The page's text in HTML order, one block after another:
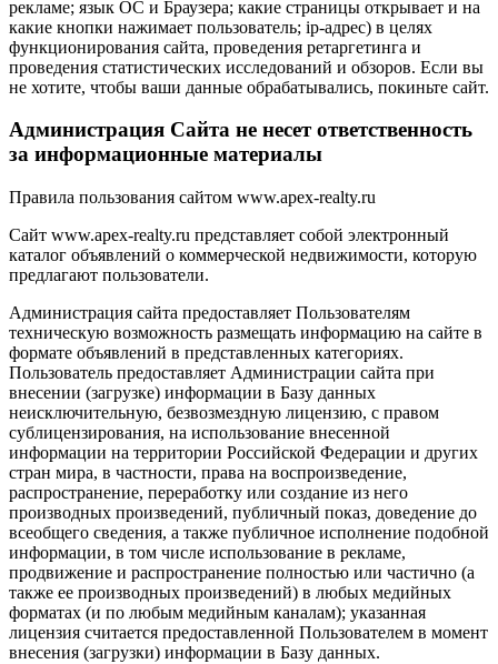
рекламе; язык ОС и Браузера; какие страницы открывает и на
какие кнопки нажимает пользователь; ip-адрес) в целях
функционирования сайта, проведения ретаргетинга и
проведения статистических исследований и обзоров. Если вы
не хотите, чтобы ваши данные обрабатывались, покиньте сайт.
Администрация Сайта не несет ответственность
за информационные материалы
Правила пользования сайтом www.apex-realty.ru
Сайт www.apex-realty.ru представляет собой электронный
каталог объявлений о коммерческой недвижимости, которую
предлагают пользователи.
Администрация сайта предоставляет Пользователям
техническую возможность размещать информацию на сайте в
формате объявлений в представленных категориях.
Пользователь предоставляет Администрации сайта при
внесении (загрузке) информации в Базу данных
неисключительную, безвозмездную лицензию, с правом
сублицензирования, на использование внесенной
информации на территории Российской Федерации и других
стран мира, в частности, права на воспроизведение,
распространение, переработку или создание из него
производных произведений, публичный показ, доведение до
всеобщего сведения, а также публичное исполнение подобной
информации, в том числе использование в рекламе,
продвижение и распространение полностью или частично (а
также ее производных произведений) в любых медийных
форматах (и по любым медийным каналам); указанная
лицензия считается предоставленной Пользователем в момент
внесения (загрузки) информации в Базу данных.